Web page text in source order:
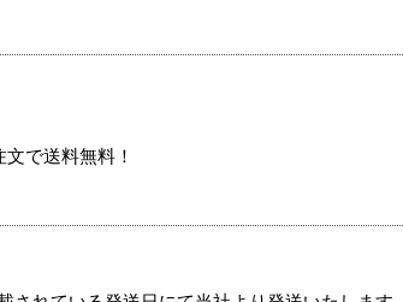
で送料無料！